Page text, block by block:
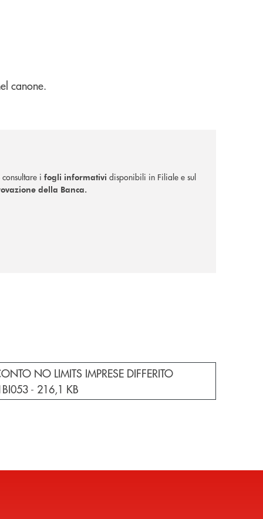
canone.
i fogli informativi disponibili in Filiale e sul
della Banca.
documento in una nuova finestra
NO LIMITS IMPRESE DIFFERITO
- 216,1 KB